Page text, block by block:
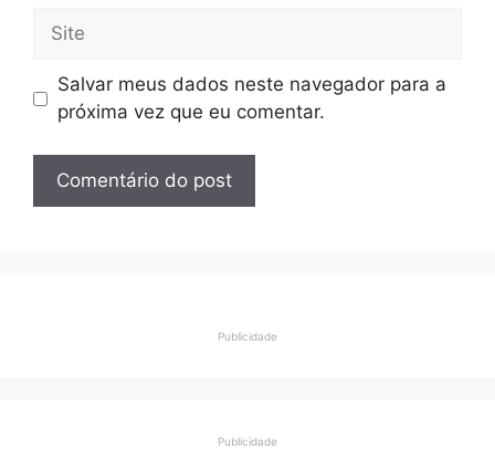
Site
Salvar meus dados neste navegador para a
próxima vez que eu comentar.
Publicidade
Publicidade